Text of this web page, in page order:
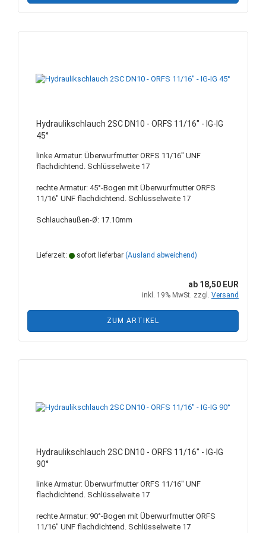
Hydraulikschlauch 2SC DN10 - ORFS 11/16" - IG-IG
45°
linke Armatur: Überwurfmutter ORFS 11/16" UNF
flachdichtend. Schlüsselweite 17
rechte Armatur: 45°-Bogen mit Überwurfmutter ORFS
11/16" UNF flachdichtend. Schlüsselweite 17
Schlauchaußen-Ø: 17.10mm
Lieferzeit: sofort lieferbar (Ausland abweichend)
ab 18,50 EUR
inkl. 19% MwSt. zzgl. Versand
ZUM ARTIKEL
Hydraulikschlauch 2SC DN10 - ORFS 11/16" - IG-IG
90°
linke Armatur: Überwurfmutter ORFS 11/16" UNF
flachdichtend. Schlüsselweite 17
rechte Armatur: 90°-Bogen mit Überwurfmutter ORFS
11/16" UNF flachdichtend. Schlüsselweite 17